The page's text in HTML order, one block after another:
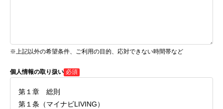
※上記以外の希望条件、ご利用の目的、応対できない時間帯など
個人情報の取り扱い 必須
第１章 総則
第１条（マイナビLIVING）